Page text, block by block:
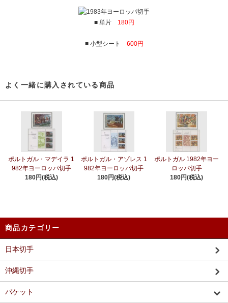
■ 単片 180円
■ 小型シート 600円
よく一緒に購入されている商品
ポルトガル・マデイラ 1
982年ヨーロッパ切手
180円(税込)
ポルトガル・アゾレス 1
982年ヨーロッパ切手
180円(税込)
ポルトガル 1982年ヨー
ロッパ切手
180円(税込)
商品カテゴリー
日本切手
沖縄切手
パケット